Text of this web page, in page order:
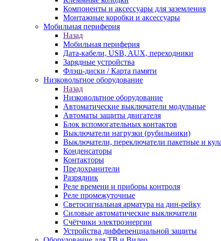
Компоненты и аксессуары для заземления
Монтажные коробки и аксессуары
Мобильная периферия
Назад
Мобильная периферия
Дата-кабели, USB, AUX, переходники
Зарядные устройства
Флэш-диски / Карта памяти
Низковольтное оборудование
Назад
Низковольтное оборудование
Автоматические выключатели модульные
Автоматы защиты двигателя
Блок вспомогательных контактов
Выключатели нагрузки (рубильники)
Выключатели, переключатели пакетные и
Конденсаторы
Контакторы
Предохранители
Разрядник
Реле времени и приборы контроля
Реле промежуточные
Светосигнальная арматура на дин-рейку
Силовые автоматические выключатели
Счётчики электроэнергии
Устройства дифференциальной защиты